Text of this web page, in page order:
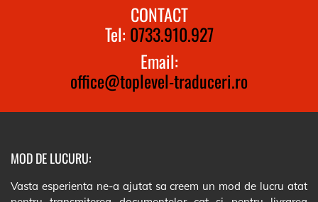
CONTACT
Tel: 0733.910.927
Email:
office@toplevel-traduceri.ro
MOD DE LUCURU:
Vasta esperienta ne-a ajutat sa creem un mod de lucru atat